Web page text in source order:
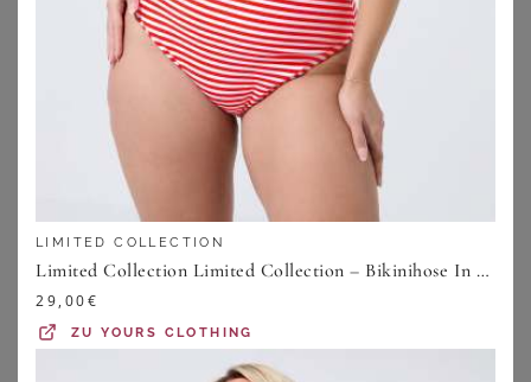
VENICE BEACH
Venice Beach Tankini mit schönem Sommerprint
★★★★★(96)
OTTO
ULLA POPKEN
59,99€
ZUOTTO
LIMITED COLLECTION
Limited Collection Limited Collection – Bikinihose In Rot Mit Streifensize 44
29,00€
ZUYOURS CLOTHING